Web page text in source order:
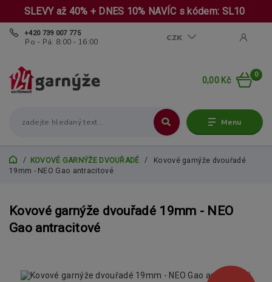
SLEVY až 40% + DNES 10% NAVÍC s kódem: SL10
Menu
CZK
+420 739 007 775
Po - Pá: 8:00 - 16:00
0
0,00 Kč
KOVOVÉ GARNÝŽE DVOUŘADÉ
Kovové garnýže dvouřadé
19mm - NEO Gao antracitové
Kovové garnýže dvouřadé 19mm - NEO
Gao antracitové